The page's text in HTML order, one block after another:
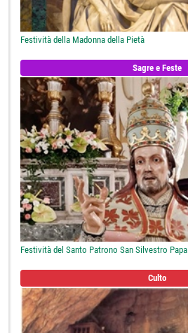
Festività della Madonna della Pietà
Sagre e Feste
Festività del Santo Patrono San Silvestro Papa
Culto